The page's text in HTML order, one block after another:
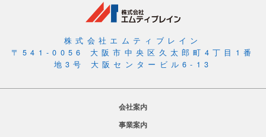
株式会社エムティブレイン
〒541-0056 大阪市中央区久太郎町4丁目1番
地3号 大阪センタービル6-13
会社案内
事業案内